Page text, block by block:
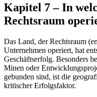
Kapitel 7 – In
Rechtsraum
Das Land, der Rechtsraum
Unternehmen operiert, hat
Geschäftserfolg. Besonders
Minen oder
gebunden sind, ist die
kritischer Erfolgsfaktor.